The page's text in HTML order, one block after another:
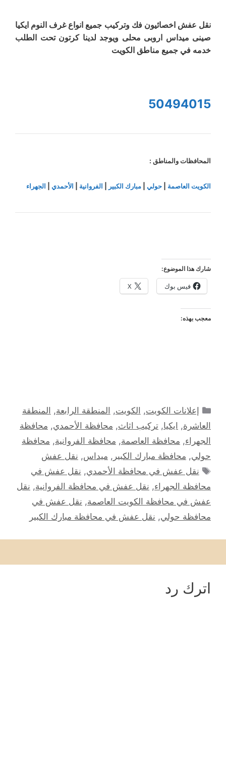
نقل عفش اخصائيون فك وتركيب جميع انواع غرف النوم ايكيا
صينى ميداس اروبى محلى ويوجد لدينا كرتون تحت الطلب
خدمه في جميع مناطق الكويت
50494015
المحافظات والمناطق :
الكويت العاصمة حولي مبارك الكبير الفروانية الأحمدي الجهراء
شارك هذا الموضوع:
فيس بوك X
معجب بهذه:
التصنيفات
إعلانات الكويت, الكويت, المنطقة الرابعة, المنطقة
العاشرة, ايكيا, تركيب اثاث, محافظة الأحمدي, محافظة
الجهراء, محافظة العاصمة, محافظة الفروانية, محافظة
حولي, محافظة مبارك الكبير , ميداس, نقل عفش
الوسوم
نقل عفش في محافظة الأحمدي, نقل عفش في
محافظة الجهراء, نقل عفش في محافظة الفروانية, نقل
عفش في محافظة الكويت العاصمة, نقل عفش في
محافظة حولي, نقل عفش في محافظة مبارك الكبير
اترك رد